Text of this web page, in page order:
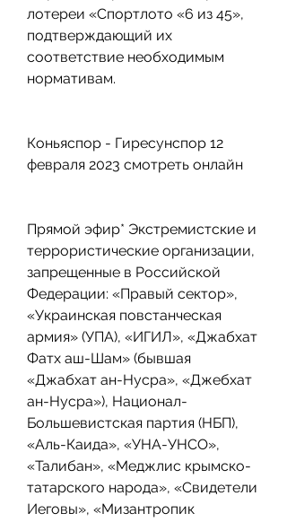
лотереи «Спортлото «6 из 45»,
подтверждающий их
соответствие необходимым
нормативам.
Коньяспор - Гиресунспор 12
февраля 2023 смотреть онлайн
Прямой эфир* Экстремистские и
террористические организации,
запрещенные в Российской
Федерации: «Правый сектор»,
«Украинская повстанческая
армия» (УПА), «ИГИЛ», «Джабхат
Фатх аш-Шам» (бывшая
«Джабхат ан-Нусра», «Джебхат
ан-Нусра»), Национал-
Большевистская партия (НБП),
«Аль-Каида», «УНА-УНСО»,
«Талибан», «Меджлис крымско-
татарского народа», «Свидетели
Иеговы», «Мизантропик